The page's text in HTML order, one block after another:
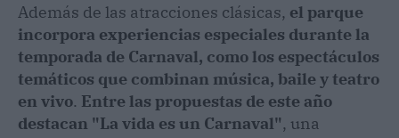
Además de las atracciones clásicas, el parque
incorpora experiencias especiales durante la
temporada de Carnaval, como los espectáculos
temáticos que combinan música, baile y teatro
en vivo. Entre las propuestas de este año
destacan "La vida es un Carnaval", una